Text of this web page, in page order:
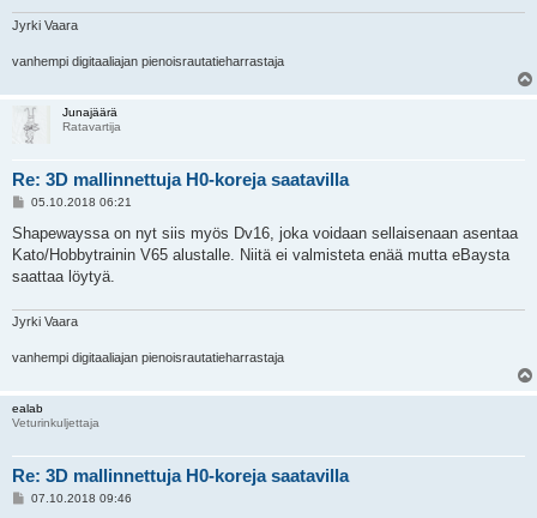
Jyrki Vaara
vanhempi digitaaliajan pienoisrautatieharrastaja
Junajäärä
Ratavartija
Re: 3D mallinnettuja H0-koreja saatavilla
V
e
t
i
05.10.2018 06:21
Shapewayssa on nyt siis myös Dv16, joka voidaan sellaisenaan asentaa
Kato/Hobbytrainin V65 alustalle. Niitä ei valmisteta enää mutta eBaysta
saattaa löytyä.
Jyrki Vaara
vanhempi digitaaliajan pienoisrautatieharrastaja
ealab
Veturinkuljettaja
Re: 3D mallinnettuja H0-koreja saatavilla
V07.10.2018 09:46